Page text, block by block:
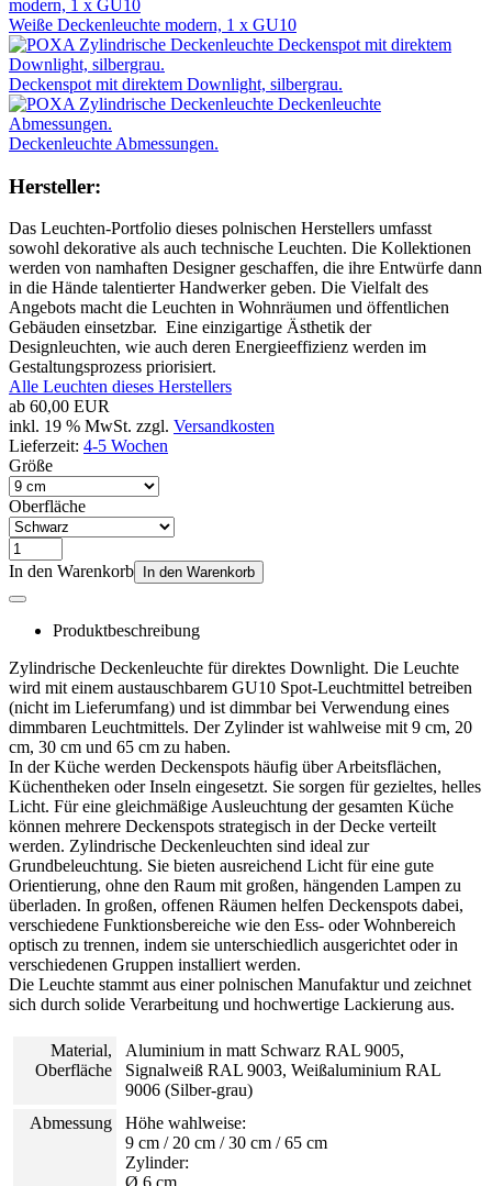
Weiße Deckenleuchte modern, 1 x GU10
Deckenspot mit direktem Downlight, silbergrau.
Deckenleuchte Abmessungen.
Hersteller:
Das Leuchten-Portfolio dieses polnischen Herstellers umfasst
sowohl dekorative als auch technische Leuchten. Die Kollektionen
werden von namhaften Designer geschaffen, die ihre Entwürfe dann
in die Hände talentierter Handwerker geben. Die Vielfalt des
Angebots macht die Leuchten in Wohnräumen und öffentlichen
Gebäuden einsetzbar. Eine einzigartige Ästhetik der
Designleuchten, wie auch deren Energieeffizienz werden im
Gestaltungsprozess priorisiert.
Alle Leuchten dieses Herstellers
ab 60,00 EUR
inkl. 19 % MwSt. zzgl. Versandkosten
Lieferzeit: 4-5 Wochen
Größe
Oberfläche
In den Warenkorb In den Warenkorb
Produktbeschreibung
Zylindrische Deckenleuchte für direktes Downlight. Die Leuchte
wird mit einem austauschbarem GU10 Spot-Leuchtmittel betreiben
(nicht im Lieferumfang) und ist dimmbar bei Verwendung eines
dimmbaren Leuchtmittels. Der Zylinder ist wahlweise mit 9 cm, 20
cm, 30 cm und 65 cm zu haben.
In der Küche werden Deckenspots häufig über Arbeitsflächen,
Küchentheken oder Inseln eingesetzt. Sie sorgen für gezieltes, helles
Licht. Für eine gleichmäßige Ausleuchtung der gesamten Küche
können mehrere Deckenspots strategisch in der Decke verteilt
werden. Zylindrische Deckenleuchten sind ideal zur
Grundbeleuchtung. Sie bieten ausreichend Licht für eine gute
Orientierung, ohne den Raum mit großen, hängenden Lampen zu
überladen. In großen, offenen Räumen helfen Deckenspots dabei,
verschiedene Funktionsbereiche wie den Ess- oder Wohnbereich
optisch zu trennen, indem sie unterschiedlich ausgerichtet oder in
verschiedenen Gruppen installiert werden.
Die Leuchte stammt aus einer polnischen Manufaktur und zeichnet
sich durch solide Verarbeitung und hochwertige Lackierung aus.
Material,
Oberfläche
Aluminium in matt Schwarz RAL 9005,
Signalweiß RAL 9003, Weißaluminium RAL
9006 (Silber-grau)
Abmessung
Höhe wahlweise:
9 cm / 20 cm / 30 cm / 65 cm
Zylinder: